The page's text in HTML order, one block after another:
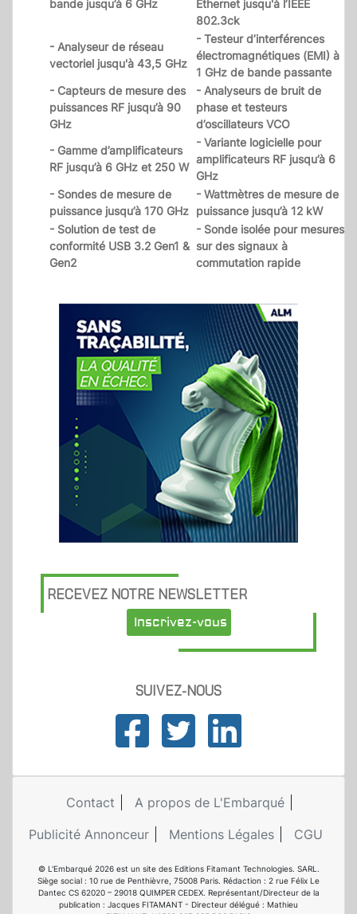
bande jusqu’à 6 GHz
Ethernet jusqu'à l’IEEE
802.3ck
- Analyseur de réseau
vectoriel jusqu'à 43,5 GHz
- Testeur d’interférences
électromagnétiques (EMI) à
1 GHz de bande passante
- Capteurs de mesure des
puissances RF jusqu’à 90
GHz
- Analyseurs de bruit de
phase et testeurs
d’oscillateurs VCO
- Gamme d’amplificateurs
RF jusqu’à 6 GHz et 250 W
- Variante logicielle pour
amplificateurs RF jusqu’à 6
GHz
- Sondes de mesure de
puissance jusqu’à 170 GHz
- Wattmètres de mesure de
puissance jusqu’à 12 kW
- Solution de test de
conformité USB 3.2 Gen1 &
Gen2
- Sonde isolée pour mesures
sur des signaux à
commutation rapide
RECEVEZ NOTRE NEWSLETTER
Inscrivez-vous
SUIVEZ-NOUS
Contact
A propos de L'Embarqué
Publicité Annonceur
Mentions Légales CGU
© L'Embarqué 2026 est un site des Editions Fitamant Technologies. SARL.
Siège social : 10 rue de Penthièvre, 75008 Paris. Rédaction : 2 rue Félix Le
Dantec CS 62020 – 29018 QUIMPER CEDEX. Représentant/Directeur de la
publication : Jacques FITAMANT - Directeur délégué : Mathieu